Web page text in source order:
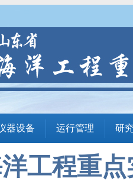
器设备 运行管理 研
工程重